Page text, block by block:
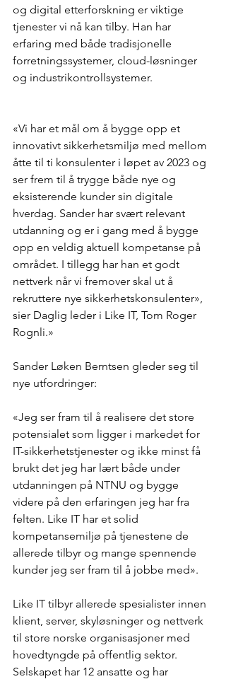
og digital etterforskning er viktige
tjenester vi nå kan tilby. Han har
erfaring med både tradisjonelle
forretningssystemer, cloud-løsninger
og industrikontrollsystemer.
«Vi har et mål om å bygge opp et
innovativt sikkerhetsmiljø med mellom
åtte til ti konsulenter i løpet av 2023 og
ser frem til å trygge både nye og
eksisterende kunder sin digitale
hverdag. Sander har svært relevant
utdanning og er i gang med å bygge
opp en veldig aktuell kompetanse på
området. I tillegg har han et godt
nettverk når vi fremover skal ut å
rekruttere nye sikkerhetskonsulenter»,
sier Daglig leder i Like IT, Tom Roger
Rognli.»
Sander Løken Berntsen gleder seg til
nye utfordringer:
«Jeg ser fram til å realisere det store
potensialet som ligger i markedet for
IT-sikkerhetstjenester og ikke minst få
brukt det jeg har lært både under
utdanningen på NTNU og bygge
videre på den erfaringen jeg har fra
felten. Like IT har et solid
kompetansemiljø på tjenestene de
allerede tilbyr og mange spennende
kunder jeg ser fram til å jobbe med».
Like IT tilbyr allerede spesialister innen
klient, server, skyløsninger og nettverk
til store norske organisasjoner med
hovedtyngde på offentlig sektor.
Selskapet har 12 ansatte og har